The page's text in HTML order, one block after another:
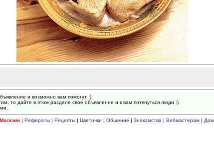
и возможно вам помогут :)
то дайте в этом разделе свое объявление и к вам потянуться люди :)
Магазин| Рефераты| Рецепты| Цветочки | Общение | Знакомства | Вебмастерам|